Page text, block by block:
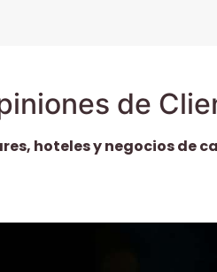
de
hoteles y negocios de